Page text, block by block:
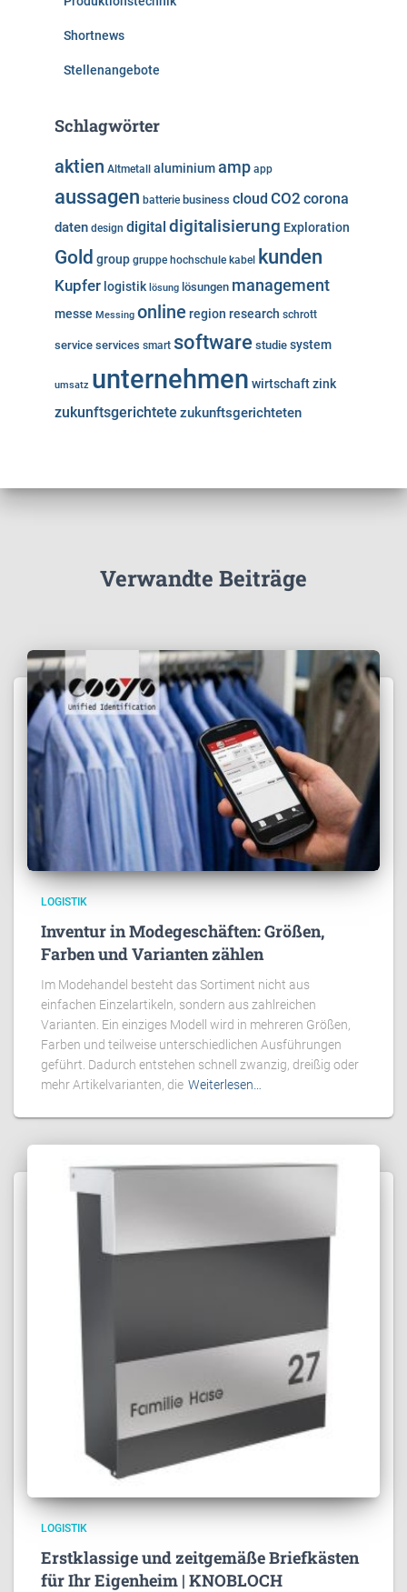
Shortnews
Stellenangebote
Schlagwörter
aktien Altmetall aluminiumamp app
aussagen batterie business cloud CO2 corona
daten design digital digitalisierung Exploration
Gold group gruppe hochschule kabel kunden
Kupfer logistik lösung lösungen management
messe Messing online region research schrott
service services smart software studie system
umsatz unternehmen wirtschaftzink
zukunftsgerichtete zukunftsgerichteten
Verwandte Beiträge
LOGISTIK
Inventur in Modegeschäften: Größen,
Farben und Varianten zählen
Im Modehandel besteht das Sortiment nicht aus
einfachen Einzelartikeln, sondern aus zahlreichen
Varianten. Ein einziges Modell wird in mehreren Größen,
Farben und teilweise unterschiedlichen Ausführungen
geführt. Dadurch entstehen schnell zwanzig, dreißig oder
mehr Artikelvarianten, die Weiterlesen…
LOGISTIK
Erstklassige und zeitgemäße Briefkästen
für Ihr Eigenheim | KNOBLOCH